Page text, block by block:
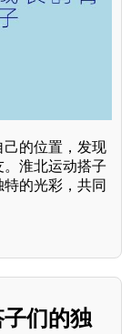
的位置，发现
淮北运动搭子
的光彩，共同
们的独